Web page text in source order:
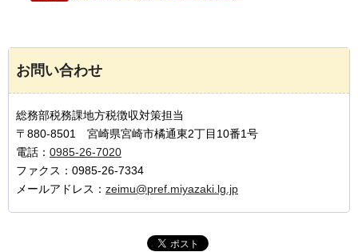
お問い合わせ
総務部税務課地方税徴収対策担当
〒880-8501 宮崎県宮崎市橘通東2丁目10番1号
電話： 0985-26-7020
ファクス：0985-26-7334
メールアドレス： zeimu@pref.miyazaki.lg.jp